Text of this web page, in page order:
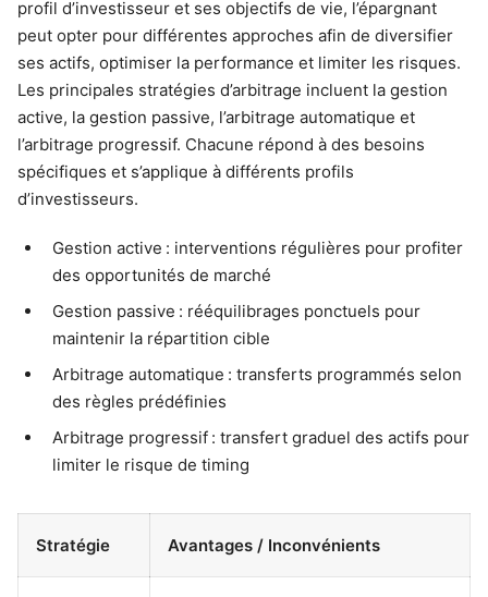
profil d’investisseur et ses objectifs de vie, l’épargnant
peut opter pour différentes approches afin de diversifier
ses actifs, optimiser la performance et limiter les risques.
Les principales stratégies d’arbitrage incluent la gestion
active, la gestion passive, l’arbitrage automatique et
l’arbitrage progressif. Chacune répond à des besoins
spécifiques et s’applique à différents profils
d’investisseurs.
Gestion active : interventions régulières pour profiter
des opportunités de marché
Gestion passive : rééquilibrages ponctuels pour
maintenir la répartition cible
Arbitrage automatique : transferts programmés selon
des règles prédéfinies
Arbitrage progressif : transfert graduel des actifs pour
limiter le risque de timing
Stratégie Avantages / Inconvénients